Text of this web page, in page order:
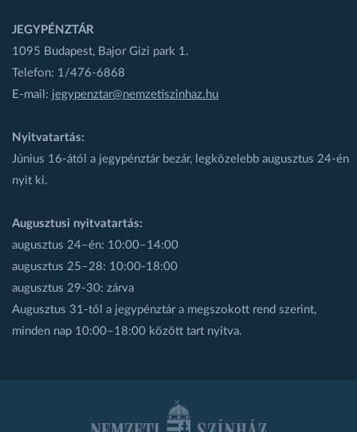
JEGYPÉNZTÁR
1095 Budapest, Bajor Gizi park 1.
Telefon: 1/476-6868
E-mail: jegypenztar@nemzetiszinhaz.hu
Nyitvatartás:
Június 16-ától a jegypénztár bezár, legközelebb augusztus 24-én
nyit ki.
Augusztusi nyitvatartás:
augusztus 24–én: 10:00–14:00
augusztus 25–28: 10:00-18:00
augusztus 29-30: zárva
Augusztus 31-től a jegypénztár a megszokott rend szerint,
minden nap 10:00–18:00 között tart nyitva.